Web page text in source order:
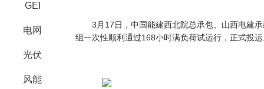
GEI
电网
光伏
风能
3月17日，中国能建西北院总承包、山西电建承
组一次性顺利通过168小时满负荷试运行，正式投